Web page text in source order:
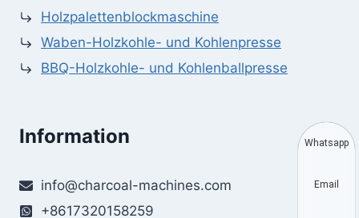
Holzpalettenblockmaschine
Waben-Holzkohle- und Kohlenpresse
BBQ-Holzkohle- und Kohlenballpresse
Information
info@charcoal-machines.com
+8617320158259
Whatsapp
Email